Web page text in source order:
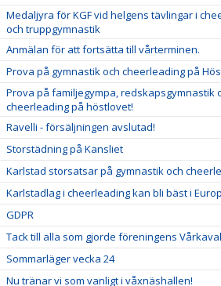
Medaljyra för KGF vid helgens tävlingar i
och truppgymnastik
Anmälan för att fortsätta till vårterminen.
Prova på gymnastik och cheerleading på
Prova på familjegympa, redskapsgymnastik
cheerleading på höstlovet!
Ravelli - försäljningen avslutad!
Storstädning på Kansliet
Karlstad storsatsar på gymnastik och
Karlstadlag i cheerleading kan bli bäst i
GDPR
Tack till alla som gjorde föreningens
Sommarläger vecka 24
Nu tränar vi som vanligt i våxnäshallen!